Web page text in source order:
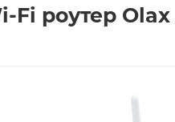
Fi роутер